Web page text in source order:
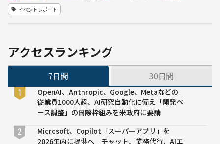
イベントレポート
アクセスランキング
7日間 30日間
OpenAI、Anthropic、Google、Metaなどの
従業員1000人超、AI研究自動化に備え「開発ペ
ース調整」の国際枠組みを米政府に要請
Microsoft、Copilot「スーパーアプリ」を
2026年内に提供へ チャット、業務代行、AIエ